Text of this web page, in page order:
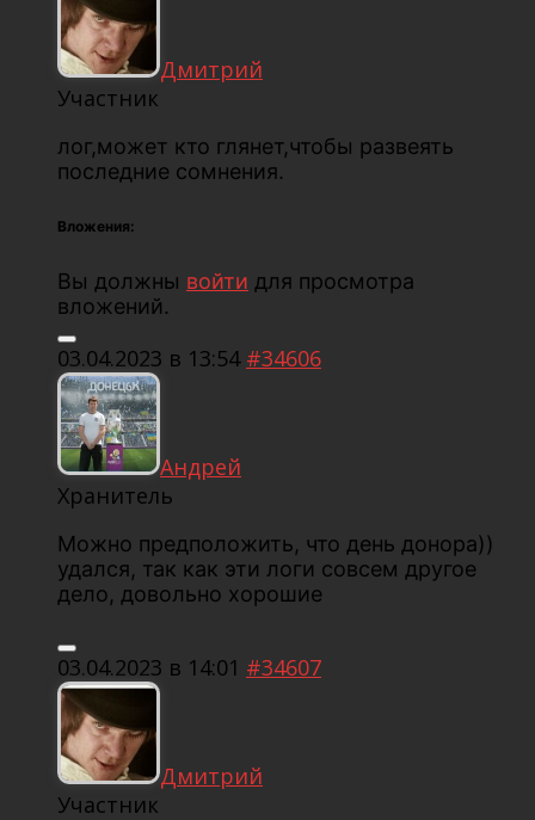
Дмитрий
Участник
лог,может кто глянет,чтобы развеять
последние сомнения.
Вложения:
Вы должны войти для просмотра
вложений.
03.04.2023 в 13:54 #34606
Андрей
Хранитель
Можно предположить, что день донора))
удался, так как эти логи совсем другое
дело, довольно хорошие
03.04.2023 в 14:01 #34607
Дмитрий
Участник